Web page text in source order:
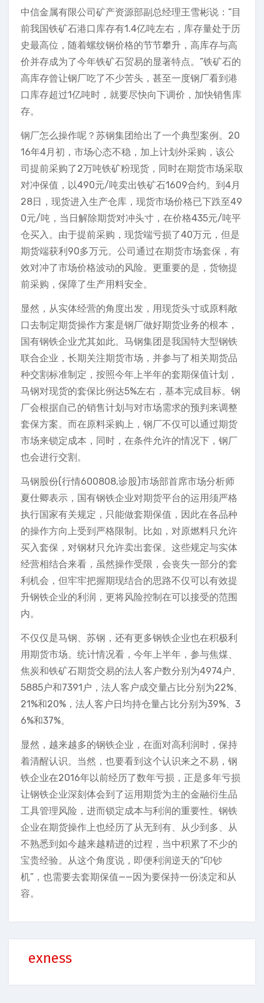
中信金属有限公司矿产资源部副总经理王雪彬说：“目
前我国铁矿石港口库存有1.4亿吨左右，库存量处于历
史最高位，随着螺纹钢价格的节节攀升，高库存与高
价并存成为了今年铁矿石贸易的显著特点。”铁矿石的
高库存曾让钢厂吃了不少苦头，甚至一度钢厂看到港
口库存超过1亿吨时，就要尽快向下调价，加快销售库
存。
钢厂怎么操作呢？苏钢集团给出了一个典型案例。20
16年4月初，市场心态不稳，加上计划外采购，该公
司提前采购了2万吨铁矿粉现货，同时在期货市场采取
对冲保值，以490元/吨卖出铁矿石1609合约。到4月
28日，现货进入生产仓库，现货市场价格已下跌至49
0元/吨，当日解除期货对冲头寸，在价格435元/吨平
仓买入。由于提前采购，现货端亏损了40万元，但是
期货端获利90多万元。公司通过在期货市场套保，有
效对冲了市场价格波动的风险。更重要的是，货物提
前采购，保障了生产用料安全。
显然，从实体经营的角度出发，用现货头寸或原料敞
口去制定期货操作方案是钢厂做好期货业务的根本，
国有钢铁企业尤其如此。马钢集团是我国特大型钢铁
联合企业，长期关注期货市场，并参与了相关期货品
种交割标准制定，按照今年上半年的套期保值计划，
马钢对现货的套保比例达5%左右，基本完成目标。钢
厂会根据自己的销售计划与对市场需求的预判来调整
套保方案。而在原料采购上，钢厂不仅可以通过期货
市场来锁定成本，同时，在条件允许的情况下，钢厂
也会进行交割。
马钢股份(行情600808,诊股)市场部首席市场分析师
夏仕卿表示，国有钢铁企业对期货平台的运用须严格
执行国家有关规定，只能做套期保值，因此在各品种
的操作方向上受到严格限制。比如，对原燃料只允许
买入套保，对钢材只允许卖出套保。这些规定与实体
经营相结合来看，虽然操作受限，会丧失一部分的套
利机会，但牢牢把握期现结合的思路不仅可以有效提
升钢铁企业的利润，更将风险控制在可以接受的范围
内。
不仅仅是马钢、苏钢，还有更多钢铁企业也在积极利
用期货市场。统计情况看，今年上半年，参与焦煤、
焦炭和铁矿石期货交易的法人客户数分别为4974户、
5885户和7391户，法人客户成交量占比分别为22%、
21%和20%，法人客户日均持仓量占比分别为39%、3
6%和37%。
显然，越来越多的钢铁企业，在面对高利润时，保持
着清醒认识。当然，也要看到这个认识来之不易，钢
铁企业在2016年以前经历了数年亏损，正是多年亏损
让钢铁企业深刻体会到了运用期货为主的金融衍生品
工具管理风险，进而锁定成本与利润的重要性。钢铁
企业在期货操作上也经历了从无到有、从少到多、从
不熟悉到如今越来越精进的过程，当中积累了不少的
宝贵经验。从这个角度说，即便利润逆天的“印钞
机”，也需要去套期保值——因为要保持一份淡定和从
容。
exness